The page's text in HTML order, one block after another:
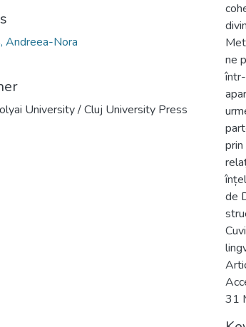
Andreea-Nora
University / Cluj University Press
ne
de
31